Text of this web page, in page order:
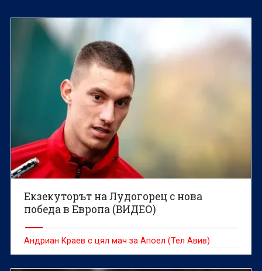
Екзекуторът на Лудогорец с нова
победа в Европа (ВИДЕО)
Андриан Краев с цял мач за Апоел (Тел Авив)